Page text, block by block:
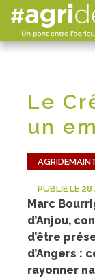
Le
un
PUBLIÉ LE 28
Marc
d’Anjou,
d’être
d’Angers :
rayonner